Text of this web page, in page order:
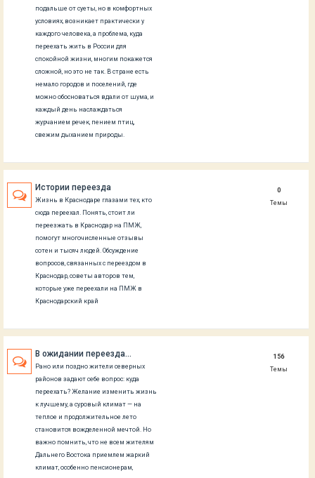
подальше от суеты, но в комфортных
условиях, возникает практически у
каждого человека, а проблема, куда
переехать жить в России для
спокойной жизни, многим покажется
сложной, но это не так. В стране есть
немало городов и поселений, где
можно обосноваться вдали от шума, и
каждый день наслаждаться
журчанием речек, пением птиц,
свежим дыханием природы.
Истории переезда
Жизнь в Краснодаре глазами тех, кто
сюда переехал. Понять, стоит ли
переезжать в Краснодар на ПМЖ,
помогут многочисленные отзывы
сотен и тысяч людей. Обсуждение
вопросов, связанных с переездом в
Краснодар, советы авторов тем,
которые уже переехали на ПМЖ в
Краснодарский край
0
Темы
В ожидании переезда...
Рано или поздно жители северных
районов задают себе вопрос: куда
переехать? Желание изменить жизнь
к лучшему, а суровый климат — на
теплое и продолжительное лето
становится вожделенной мечтой. Но
важно помнить, что не всем жителям
Дальнего Востока приемлем жаркий
климат, особенно пенсионерам,
156
Темы